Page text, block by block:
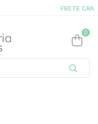
de R$150! Aproveite
0